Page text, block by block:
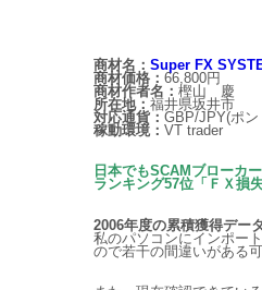
商材名： Super FX
商材価格： 66,800円
商材作者名： 樫山 慶
所在地：福井県坂井市
対応通貨：GBP/JPY(ポン
稼動環境： VT trader
日本でもSCAMブローカ
ランキング57位「ＦＸ
2006年度の累積獲得デー
私のパソコンにインポー
ので若干の間違いがある